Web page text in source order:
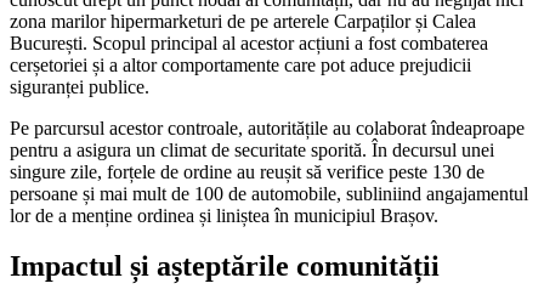
zona marilor hipermarketuri de pe arterele Carpaților și Calea
București. Scopul principal al acestor acțiuni a fost combaterea
cerșetoriei și a altor comportamente care pot aduce prejudicii
siguranței publice.
Pe parcursul acestor controale, autoritățile au colaborat îndeaproape
pentru a asigura un climat de securitate sporită. În decursul unei
singure zile, forțele de ordine au reușit să verifice peste 130 de
persoane și mai mult de 100 de automobile, subliniind angajamentul
lor de a menține ordinea și liniștea în municipiul Brașov.
Impactul și așteptările comunității